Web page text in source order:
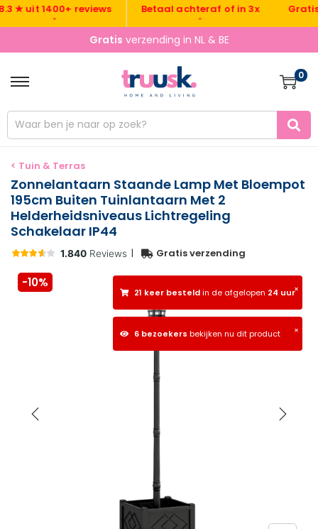
uit 1400+ reviews Betaal achteraf of in 3x Gratis
Gratis verzending in NL & BE
0
< Tuin & Terras
Zonnelantaarn Staande Lamp Met Bloempot
195cm Buiten Tuinlantaarn Met 2
Helderheidsniveaus Lichtregeling
Schakelaar IP44
| Gratis verzending
×
21 keer besteldin de afgelopen 24 uur
×
6 bezoekers bekijken nu dit product
-10%